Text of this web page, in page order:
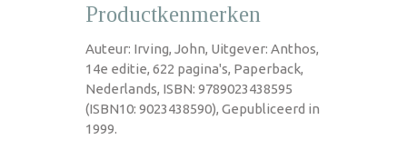
Productkenmerken
Auteur: Irving, John, Uitgever: Anthos,
14e editie, 622 pagina's, Paperback,
Nederlands, ISBN: 9789023438595
(ISBN10: 9023438590), Gepubliceerd in
1999.